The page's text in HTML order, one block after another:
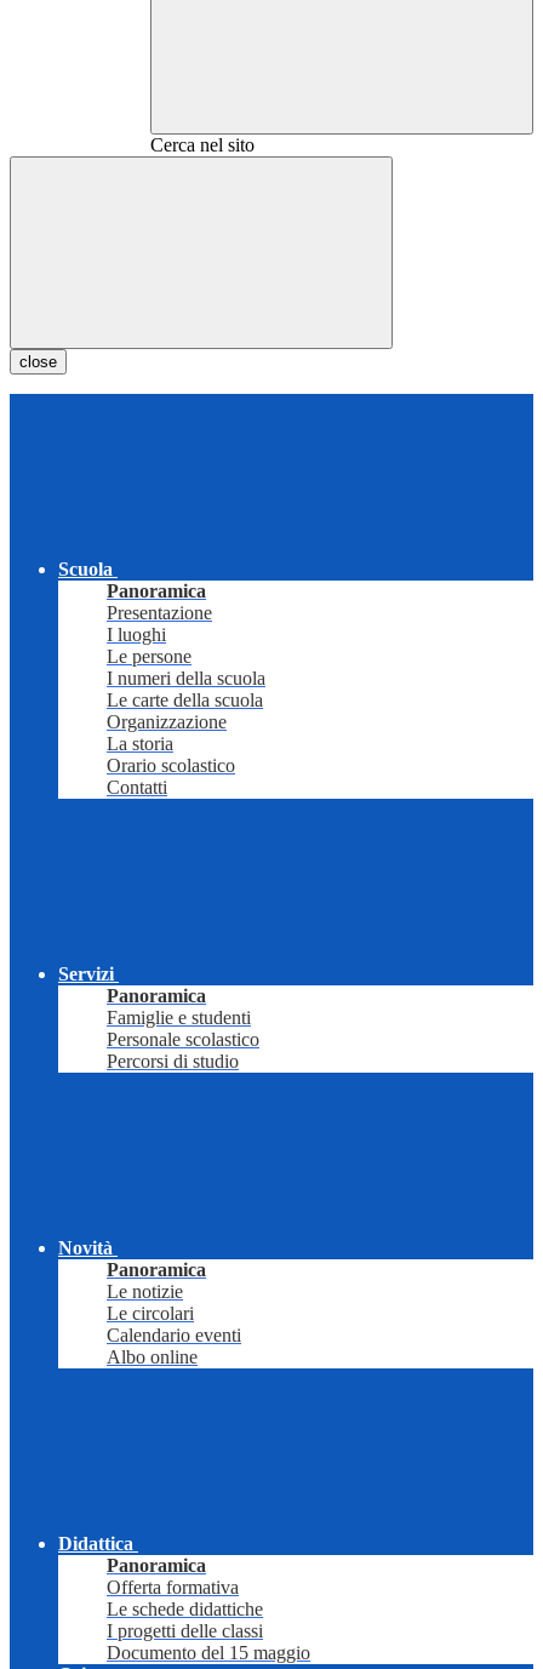
Cerca nel sito
close
Scuola
Panoramica
Presentazione
I luoghi
Le persone
I numeri della scuola
Le carte della scuola
Organizzazione
La storia
Orario scolastico
Contatti
Servizi
Panoramica
Famiglie e studenti
Personale scolastico
Percorsi di studio
Novità
Panoramica
Le notizie
Le circolari
Calendario eventi
Albo online
Didattica
Panoramica
Offerta formativa
Le schede didattiche
I progetti delle classi
Documento del 15 maggio